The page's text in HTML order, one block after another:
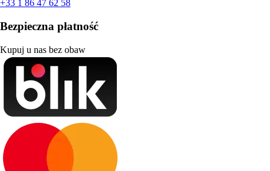
+33 1 86 47 62 58
Bezpieczna płatność
Kupuj u nas bez obaw